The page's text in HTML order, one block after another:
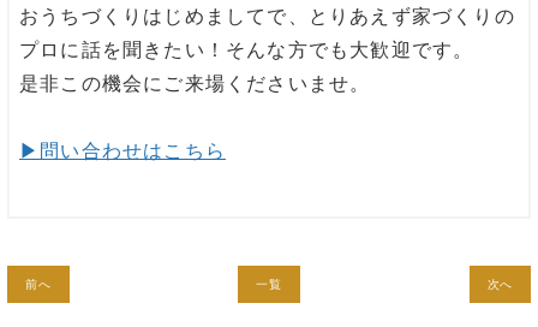
おうちづくりはじめましてで、とりあえず家づくりの
プロに話を聞きたい！そんな方でも大歓迎です。
是非この機会にご来場くださいませ。
▶︎問い合わせはこちら
前へ 一覧 次へ